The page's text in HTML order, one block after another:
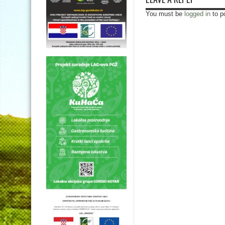
You must be logged in to